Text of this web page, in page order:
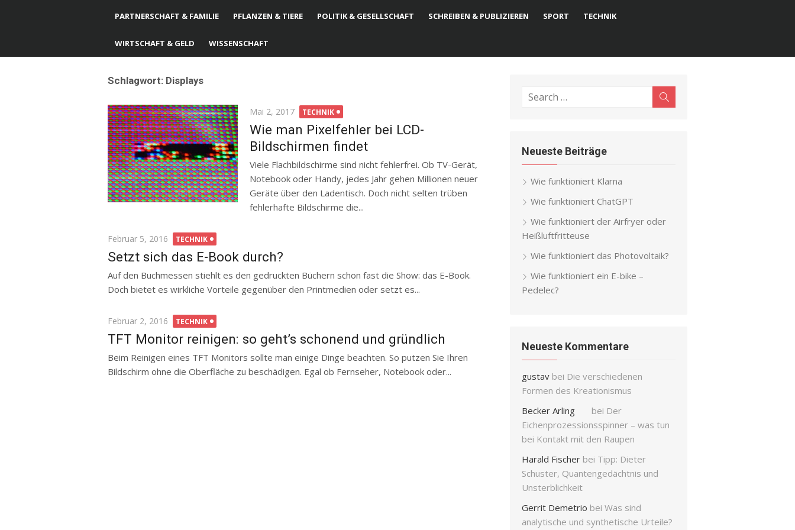
PARTNERSCHAFT & FAMILIE PFLANZEN & TIERE POLITIK & GESELLSCHAFT SCHREIBEN & PUBLIZIEREN SPORT TECHNIK
WIRTSCHAFT & GELD WISSENSCHAFT
Schlagwort: Displays
Posted
on
Mai 2, 2017 TECHNIK
Wie man Pixelfehler bei LCD-
Bildschirmen findet
Viele Flachbildschirme sind nicht fehlerfrei. Ob TV-Gerät,
Notebook oder Handy, jedes Jahr gehen Millionen neuer
Geräte über den Ladentisch. Doch nicht selten trüben
fehlerhafte Bildschirme die...
Posted
on
Februar 5, 2016 TECHNIK
Setzt sich das E-Book durch?
Auf den Buchmessen stiehlt es den gedruckten Büchern schon fast die Show: das E-Book.
Doch bietet es wirkliche Vorteile gegenüber den Printmedien oder setzt es...
Posted
on
Februar 2, 2016 TECHNIK
TFT Monitor reinigen: so geht’s schonend und gründlich
Beim Reinigen eines TFT Monitors sollte man einige Dinge beachten. So putzen Sie Ihren
Bildschirm ohne die Oberfläche zu beschädigen. Egal ob Fernseher, Notebook oder...
Search
Neueste Beiträge
Wie funktioniert Klarna
Wie funktioniert ChatGPT
Wie funktioniert der Airfryer oder
Heißluftfritteuse
Wie funktioniert das Photovoltaik?
Wie funktioniert ein E-bike –
Pedelec?
Neueste Kommentare
gustav bei Die verschiedenen
Formen des Kreationismus
Becker Arling
bei Der
Eichenprozessionsspinner – was tun
bei Kontakt mit den Raupen
Harald Fischer bei Tipp: Dieter
Schuster, Quantengedächtnis und
Unsterblichkeit
Gerrit Demetrio bei Was sind
analytische und synthetische Urteile?